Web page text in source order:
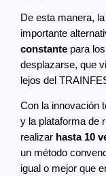
De esta manera,
importante
constante para
desplazarse, que
lejos del
Con la innovación
y la plataforma de
realizar hasta 10
un método
igual o mejor que